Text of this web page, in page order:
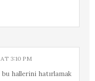
3:10 PM
hallerini hatırlamak